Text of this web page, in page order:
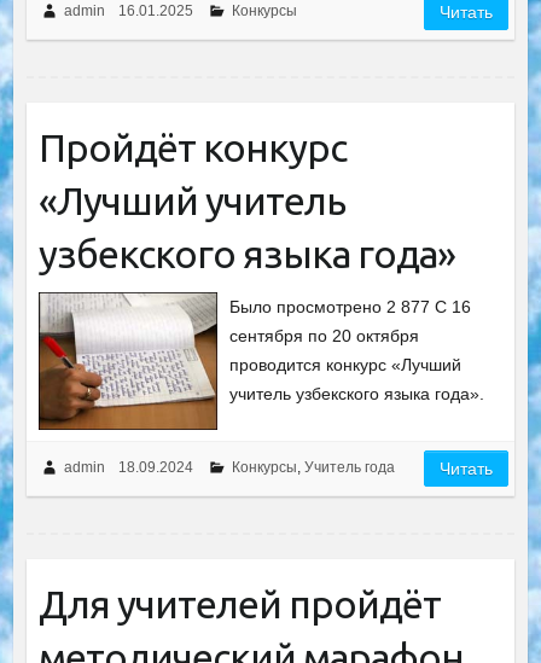
admin 16.01.2025 Конкурсы Читать
Пройдёт конкурс
«Лучший учитель
узбекского языка года»
Было просмотрено 2 877 С 16
сентября по 20 октября
проводится конкурс «Лучший
учитель узбекского языка года».
admin 18.09.2024 Конкурсы, Учитель года Читать
Для учителей пройдёт